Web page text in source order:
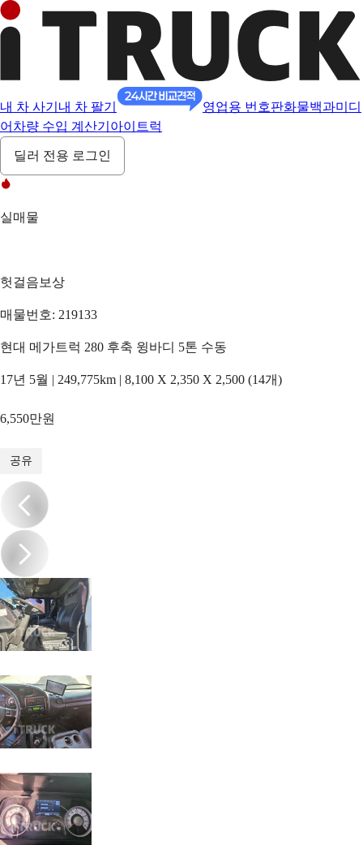
내 차 사기 내 차 팔기 영업용 번호판화물백과미디
어 차량 수입 계산기 아이트럭
딜러 전용 로그인
실매물
헛걸음보상
매물번호: 219133
현대 메가트럭 280 후축 윙바디 5톤 수동
17년 5월 | 249,775km | 8,100 X 2,350 X 2,500 (14개)
6,550만원
공유
/19